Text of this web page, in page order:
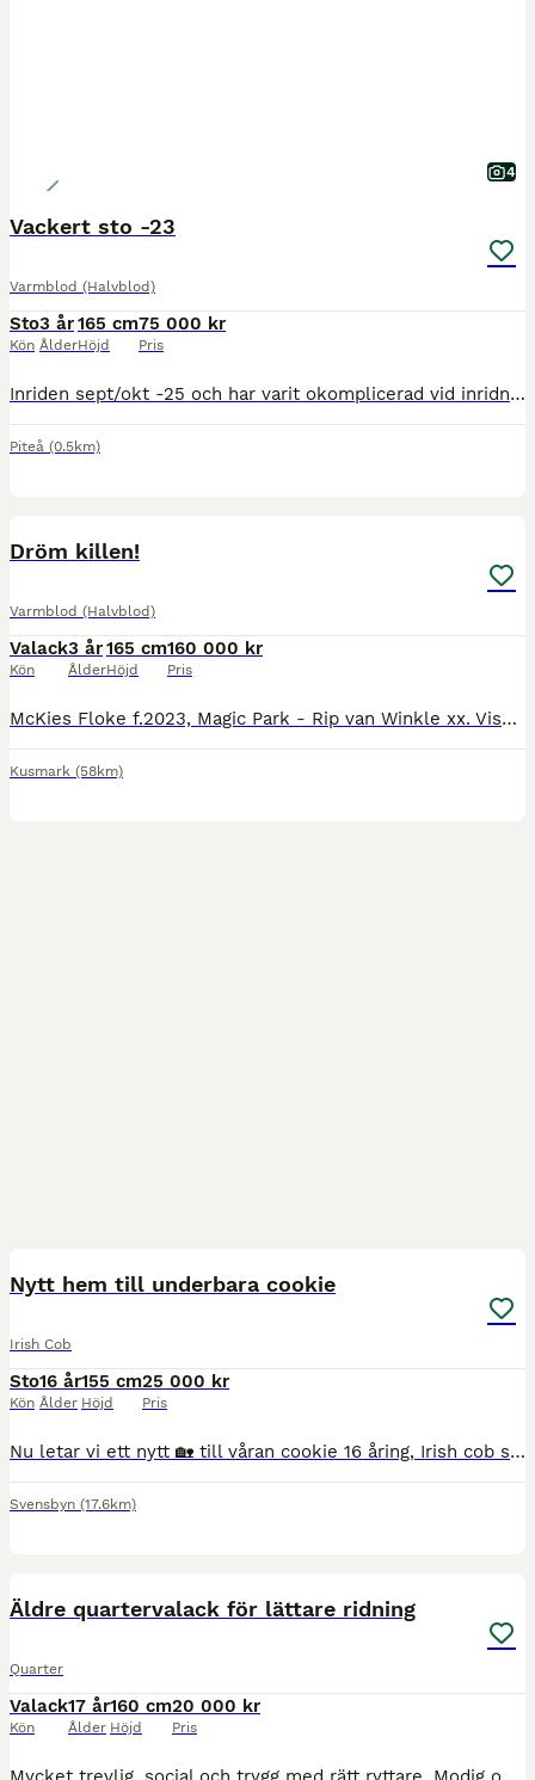
4
Vackert sto -23
Varmblod (Halvblod)
Sto
Kön
3 år
Ålder
165 cm
Höjd
75 000 kr
Pris
Inriden sept/okt -25 och har varit okomplicerad vid inridning, mestadels riden i skogen. Säljes till ett förmånligt pris innan igångsättning till dig som vill fortsätta utbildningen. Van vid både lösd
Piteå (0.5km)
Dröm killen!
Varmblod (Halvblod)
Valack
Kön
3 år
Ålder
165 cm
Höjd
160 000 kr
Pris
McKies Floke f.2023, Magic Park - Rip van Winkle xx. Visad på 3års test, hoppdiplom samt klass 1 som gångartstalang (1 poäng från diplom även här), ridhästtalang, fälttävlanstalang. Godkänt ridprov!
Kusmark (58km)
Nytt hem till underbara cookie
Irish Cob
Sto
Kön
16 år
Ålder
155 cm
Höjd
25 000 kr
Pris
Nu letar vi ett nytt 🏡 till våran cookie 16 åring, Irish cob sto. Mankhöjd 155-160 En väldigt fin häst men tyvärr måste vi letar vidare på hennes föralltid hem eftersom att vi inte matchar och hon
Svensbyn (17.6km)
Äldre quartervalack för lättare ridning
Quarter
Valack
Kön
17 år
Ålder
160 cm
Höjd
20 000 kr
Pris